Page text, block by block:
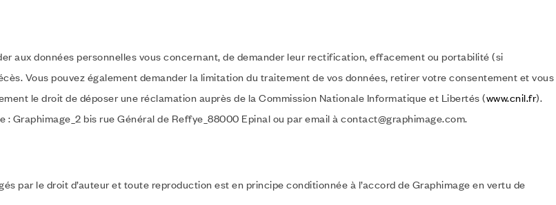
aux données personnelles vous concernant, de demander leur rectification, effacement ou portabilité (si
Vous pouvez également demander la limitation du traitement de vos données, retirer votre consentement et vous
le droit de déposer une réclamation auprès de la Commission Nationale Informatique et Libertés (www.cnil.fr).
Graphimage_2 bis rue Général de Reffye_88000 Epinal ou par email à contact@graphimage.com.
par le droit d’auteur et toute reproduction est en principe conditionnée à l’accord de Graphimage en vertu de